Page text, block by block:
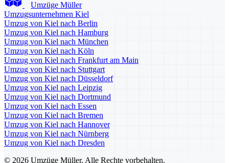
Umzüge Müller
Umzugsunternehmen Kiel
Umzug von Kiel nach Berlin
Umzug von Kiel nach Hamburg
Umzug von Kiel nach München
Umzug von Kiel nach Köln
Umzug von Kiel nach Frankfurt am Main
Umzug von Kiel nach Stuttgart
Umzug von Kiel nach Düsseldorf
Umzug von Kiel nach Leipzig
Umzug von Kiel nach Dortmund
Umzug von Kiel nach Essen
Umzug von Kiel nach Bremen
Umzug von Kiel nach Hannover
Umzug von Kiel nach Nürnberg
Umzug von Kiel nach Dresden
© 2026 Umzüge Müller. Alle Rechte vorbehalten.